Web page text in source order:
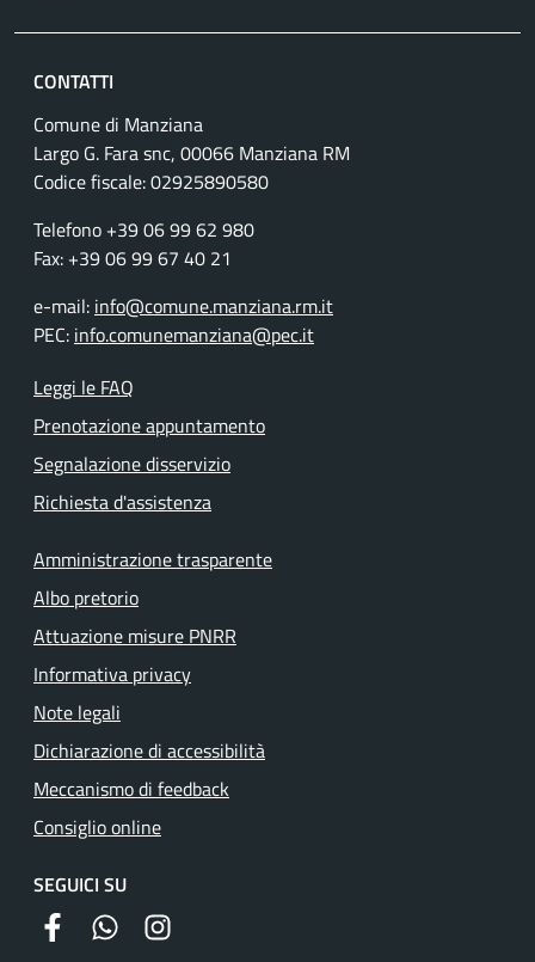
CONTATTI
Comune di Manziana
Largo G. Fara snc, 00066 Manziana RM
Codice fiscale:02925890580
Telefono +39 06 99 62 980
Fax: +39 06 99 67 40 21
e-mail: info@comune.manziana.rm.it
PEC: info.comunemanziana@pec.it
Leggi le FAQ
Prenotazione appuntamento
Segnalazione disservizio
Richiesta d'assistenza
Amministrazione trasparente
Albo pretorio
Attuazione misure PNRR
Informativa privacy
Note legali
Dichiarazione di accessibilità
Meccanismo di feedback
Consiglio online
SEGUICI SU
facebook whatsapp